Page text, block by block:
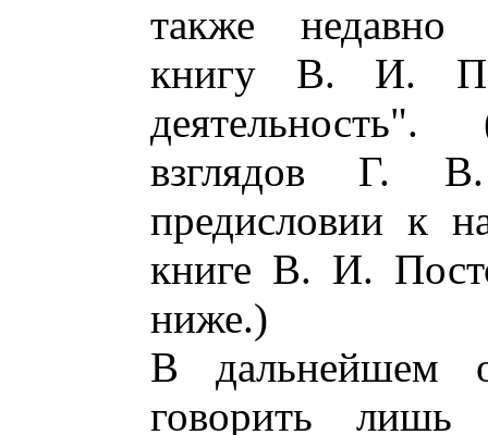
также
книгу В. И.
взглядов Г.
предисловии к
книге В. И.
ниже.)
В дальнейшем
говорить